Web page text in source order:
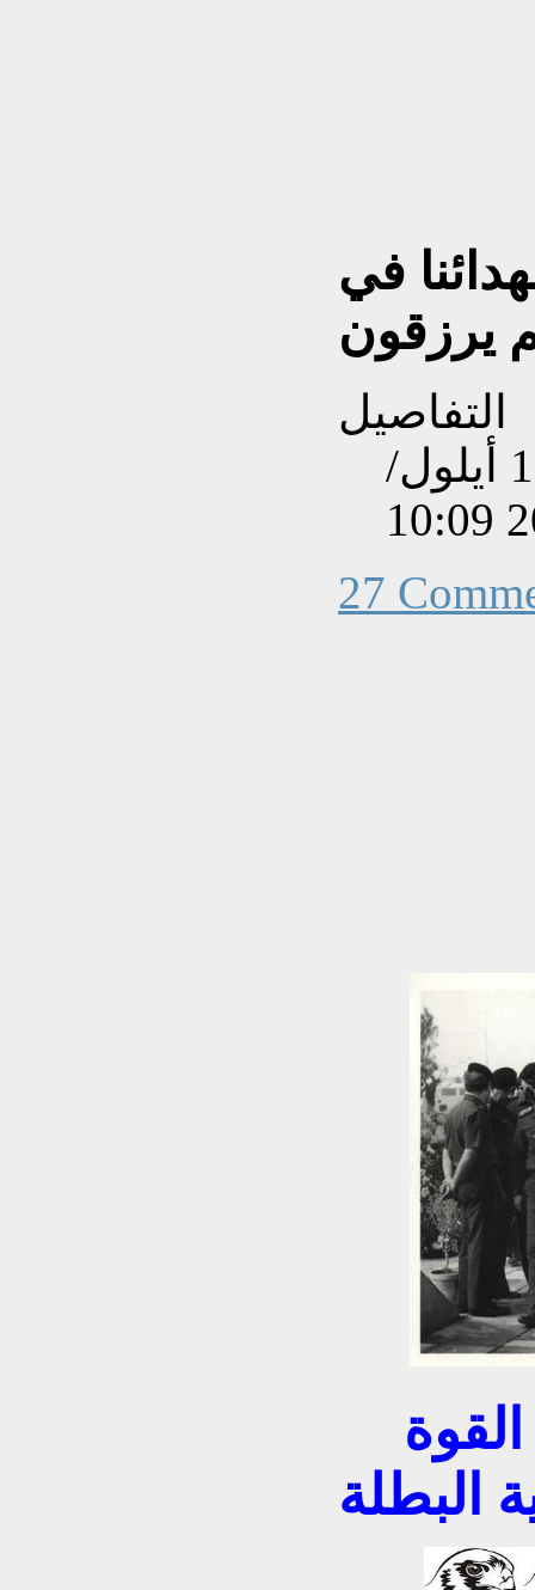
/ ح3 شهدائنا في
يرزقون
التفاصيل
تم إنشاءه بتاريخ الأربعاء, 11 أيلول/
27
البطلة